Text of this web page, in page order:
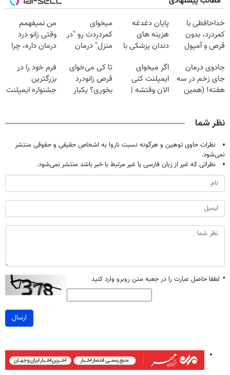
خداحافظی با
کمردرد، بدون
قرص و آمپول
پایان دغدغه
هزینه های
دندان پزشکی با
خانگی
میخوای
کمردردت رو "در
منزل" درمان
◂پرسش‌نامه)
من نمیفهمم
وقتی زانو درد
درمان داره، چرا
تحمل میکنی؟❗
جادوی درمان
جای زخم در سه
هفته! (همین
اگر میخوای
ایمپلنت کنی
الان وقتشه |
تا کی می‌خوای
قرص زانودرد
بخوری؟ یکبار
فرم خود را در
بزرگترین
جشنواره ایمپلنت
نظر شما
نظرات حاوی توهین و هرگونه نسبت ناروا به اشخاص حقیقی و حقوقی منتشر
نمی‌شود.
نظراتی که غیر از زبان فارسی یا غیر مرتبط با خبر باشد منتشر نمی‌شود.
* لطفا حاصل عبارت را در جعبه متن روبرو وارد کنید
ارسال